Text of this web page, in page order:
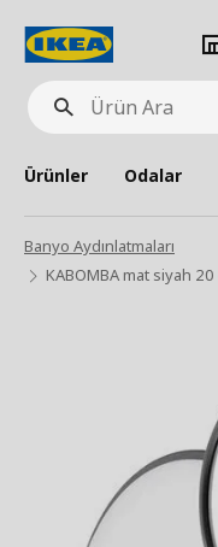
Ürün
Ara
Ürünler Odalar
Banyo Aydınlatmaları
KABOMBA mat siyah